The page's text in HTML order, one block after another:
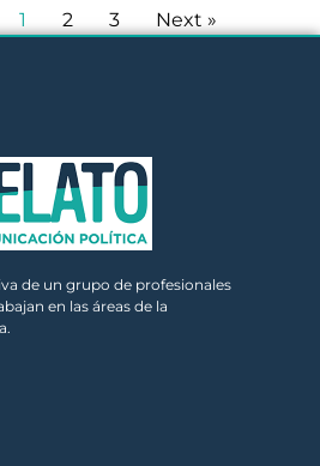
1 2 3 Next »
de un grupo de profesionales
en las áreas de la